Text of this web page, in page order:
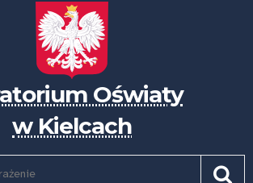
Oświaty
w Kielcach